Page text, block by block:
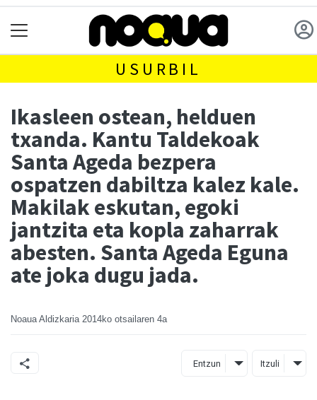
USURBIL
Ikasleen ostean, helduen
txanda. Kantu Taldekoak
Santa Ageda bezpera
ospatzen dabiltza kalez kale.
Makilak eskutan, egoki
jantzita eta kopla zaharrak
abesten. Santa Ageda Eguna
ate joka dugu jada.
Noaua Aldizkaria 2014ko otsailaren 4a
Entzun Itzuli